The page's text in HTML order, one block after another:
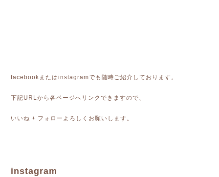
facebookまたはinstagramでも随時ご紹介しております。
下記URLから各ページへリンクできますので、
いいね + フォローよろしくお願いします。
instagram